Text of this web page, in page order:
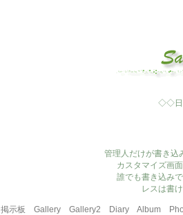
◇◇日
管理人だけが書き込
カスタマイズ画
誰でも書き込み
レスは書
掲示板 Gallery Gallery2 Diary Album